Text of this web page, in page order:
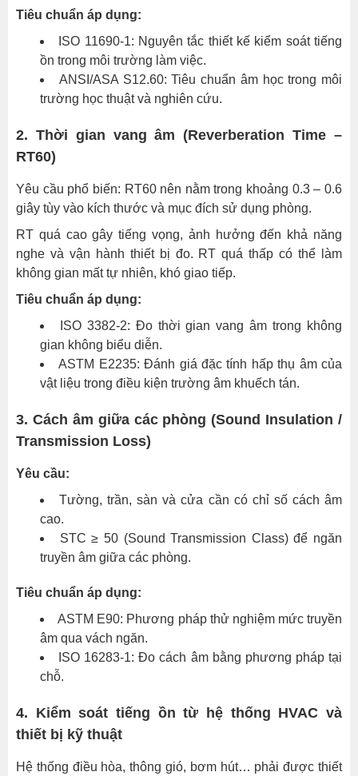
thiết
thuật
5.
soát
âm
truyền
cấu
trúc
và
rung
yêu
bổ
sung
trạng
trường
phòng
nghiệm
Việt
Nam
Tiêu chuẩn áp dụng:
ISO 11690-1: Nguyên tắc thiết kế kiểm soát tiếng
ồn trong môi trường làm việc.
ANSI/ASA S12.60: Tiêu chuẩn âm học trong môi
trường học thuật và nghiên cứu.
2. Thời gian vang âm (Reverberation Time –
RT60)
Yêu cầu phổ biến: RT60 nên nằm trong khoảng 0.3 – 0.6
giây tùy vào kích thước và mục đích sử dụng phòng.
RT quá cao gây tiếng vọng, ảnh hưởng đến khả năng
nghe và vận hành thiết bị đo. RT quá thấp có thể làm
không gian mất tự nhiên, khó giao tiếp.
Tiêu chuẩn áp dụng:
ISO 3382-2: Đo thời gian vang âm trong không
gian không biểu diễn.
ASTM E2235: Đánh giá đặc tính hấp thụ âm của
vật liệu trong điều kiện trường âm khuếch tán.
3. Cách âm giữa các phòng (Sound Insulation /
Transmission Loss)
Yêu cầu:
Tường, trần, sàn và cửa cần có chỉ số cách âm
cao.
STC ≥ 50 (Sound Transmission Class) để ngăn
truyền âm giữa các phòng.
Tiêu chuẩn áp dụng:
ASTM E90: Phương pháp thử nghiệm mức truyền
âm qua vách ngăn.
ISO 16283-1: Đo cách âm bằng phương pháp tại
chỗ.
4. Kiểm soát tiếng ồn từ hệ thống HVAC và
thiết bị kỹ thuật
Hệ thống điều hòa, thông gió, bơm hút… phải được thiết